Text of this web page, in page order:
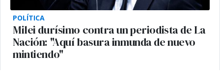
POLÍTICA
Milei durísimo contra un periodista de La
Nación: "Aquí basura inmunda de nuevo
mintiendo"